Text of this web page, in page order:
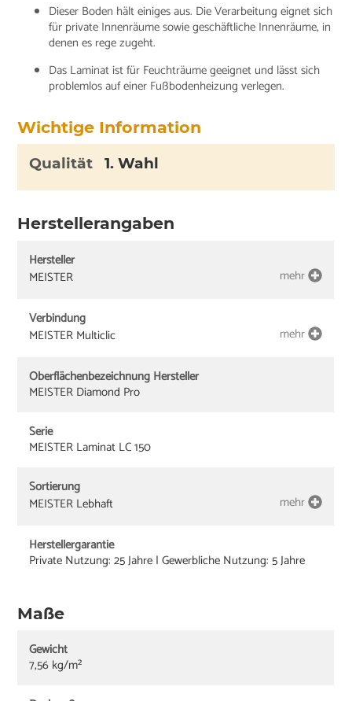
Dieser Boden hält einiges aus. Die Verarbeitung eignet sich
für private Innenräume sowie geschäftliche Innenräume, in
denen es rege zugeht.
Das Laminat ist für Feuchträume geeignet und lässt sich
problemlos auf einer Fußbodenheizung verlegen.
Wichtige Information
Qualität 1. Wahl
Herstellerangaben
Hersteller
MEISTER
mehr
Verbindung
MEISTER Multiclic
mehr
Oberflächenbezeichnung Hersteller
MEISTER Diamond Pro
Serie
MEISTER Laminat LC 150
Sortierung
MEISTER Lebhaft
mehr
Herstellergarantie
Private Nutzung: 25 Jahre | Gewerbliche Nutzung: 5 Jahre
Maße
Gewicht
7,56 kg/m²